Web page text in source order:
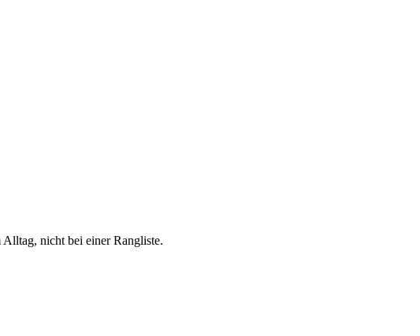
nicht bei einer Rangliste.